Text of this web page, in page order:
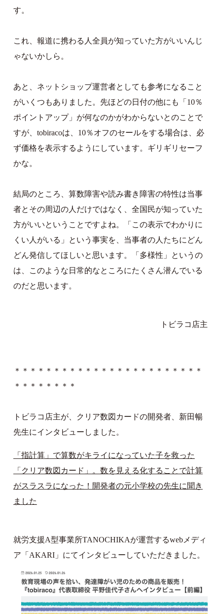
す。
これ、報道に携わる人全員が知っていた方がいいんじ
ゃないかしら。
あと、ネットショップ運営者としても参考になること
がいくつもありました。先ほどの日付の他にも「10％
ポイントアップ」が何なのかがわからないとのことで
すが、tobiracoは、10％オフのセールをする場合は、必
ず価格を表示するようにしています。ギリギリセーフ
かな。
結局のところ、算数障害や読み書き障害の特性は当事
者とその周辺の人だけではなく、全国民が知っていた
方がいいということですよね。「この表示でわかりに
くい人がいる」という事実を、当事者の人たちにどん
どん発信してほしいと思います。「多様性」というの
は、このような日常的なところにたくさん潜んでいる
のだと思います。
トビラコ店主
＊＊＊＊＊＊＊＊＊＊＊＊＊＊＊＊＊＊＊＊＊＊＊＊
＊＊＊＊＊＊＊＊
トビラコ店主が、クリア数図カードの開発者、新田暢
先生にインタビューしました。
「指計算」で算数がキライになっていた子を救った
「クリア数図カード」。数を見える化することで計算
がスラスラになった！開発者の元小学校の先生に聞き
ました
就労支援A型事業所TANOCHIKAが運営するwebメディ
ア「AKARI」にてインタビューしていただきました。